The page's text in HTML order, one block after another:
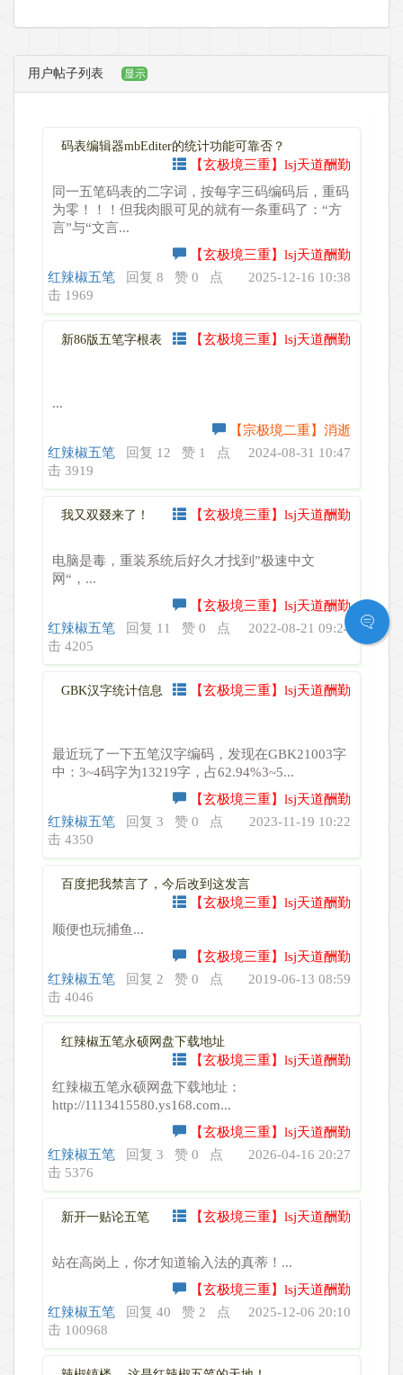
用户帖子列表 显示
码表编辑器mbEditer的统计功能可靠否？
【玄极境三重】lsj天道酬勤
同一五笔码表的二字词，按每字三码编码后，重码
为零！！！但我肉眼可见的就有一条重码了：“方
言”与“文言...
【玄极境三重】lsj天道酬勤
2025-12-16 10:38
红辣椒五笔 回复 8 赞 0
点
击 1969
新86版五笔字根表 【玄极境三重】lsj天道酬勤
...
【宗极境二重】消逝
2024-08-31 10:47
红辣椒五笔 回复 12 赞 1
点
击 3919
我又双叕来了！ 【玄极境三重】lsj天道酬勤
电脑是毒，重装系统后好久才找到”极速中文
网“，...
【玄极境三重】lsj天道酬勤
2022-08-21 09:24
红辣椒五笔 回复 11 赞 0
点
击 4205
GBK汉字统计信息 【玄极境三重】lsj天道酬勤
最近玩了一下五笔汉字编码，发现在GBK21003字
中：3~4码字为13219字，占62.94%3~5...
【玄极境三重】lsj天道酬勤
2023-11-19 10:22
红辣椒五笔 回复 3 赞 0
点
击 4350
百度把我禁言了，今后改到这发言
【玄极境三重】lsj天道酬勤
顺便也玩捕鱼...
【玄极境三重】lsj天道酬勤
2019-06-13 08:59
红辣椒五笔 回复 2 赞 0
点
击 4046
红辣椒五笔永硕网盘下载地址
【玄极境三重】lsj天道酬勤
红辣椒五笔永硕网盘下载地址：
http://1113415580.ys168.com...
【玄极境三重】lsj天道酬勤
2026-04-16 20:27
红辣椒五笔 回复 3 赞 0
点
击 5376
新开一贴论五笔 【玄极境三重】lsj天道酬勤
站在高岗上，你才知道输入法的真蒂！...
【玄极境三重】lsj天道酬勤
2025-12-06 20:10
红辣椒五笔 回复 40 赞 2
点
击 100968